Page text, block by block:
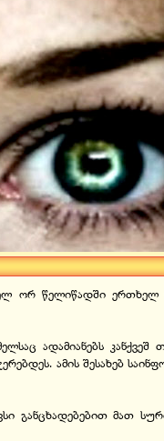
ორ წელიწადში ერთხელ
ადამიანებს კანქვეშ
ამის შესახებ
განცხადებებით მათ